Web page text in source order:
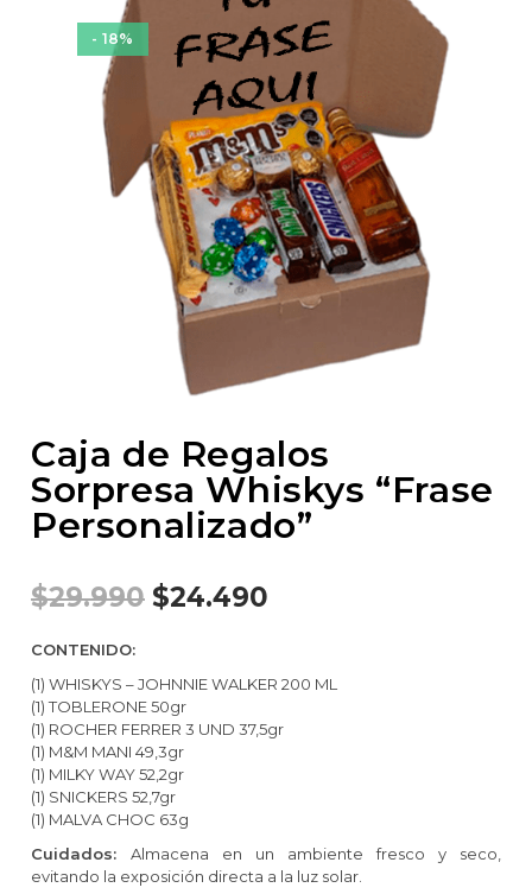
- 18%
Caja de Regalos
Sorpresa Whiskys “Frase
Personalizado”
$29.990 $24.490
CONTENIDO:
(1) WHISKYS – JOHNNIE WALKER 200 ML
(1) TOBLERONE 50gr
(1) ROCHER FERRER 3 UND 37,5gr
(1) M&M MANI 49,3gr
(1) MILKY WAY 52,2gr
(1) SNICKERS 52,7gr
(1) MALVA CHOC 63g
Cuidados: Almacena en un ambiente fresco y seco,
evitando la exposición directa a la luz solar.